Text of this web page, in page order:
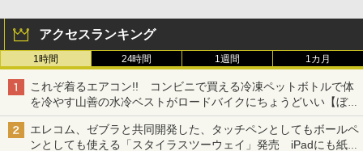
アクセスランキング
1時間 24時間 1週間 1カ月
これぞ着るエアコン!! コンビニで買える冷凍ペットボトルで体
を冷やす山善の水冷ベストがロードバイクにちょうどいい【ぼっ
ち・ざ・ろーど！その14】【空いた時間でなにしてる？】
エレコム、ゼブラと共同開発した、タッチペンとしてもボールペ
ンとしても使える「スタイラスツーウェイ」発売 iPadにも紙に